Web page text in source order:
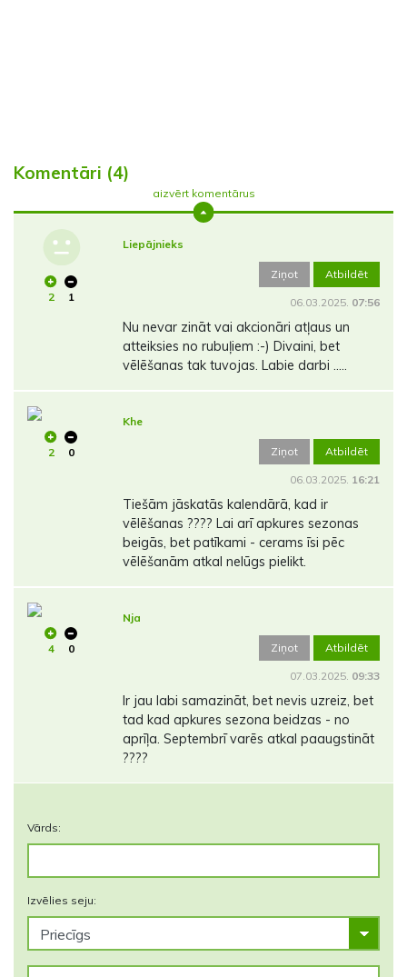
Komentāri (4)
aizvērt komentārus
2 1
Liepājnieks
Ziņot Atbildēt
06.03.2025. 07:56
Nu nevar zināt vai akcionāri atļaus un
atteiksies no rubuļiem :-) Divaini, bet
vēlēšanas tak tuvojas. Labie darbi .....
2 0
Khe
Ziņot Atbildēt
06.03.2025. 16:21
Tiešām jāskatās kalendārā, kad ir
vēlēšanas ???? Lai arī apkures sezonas
beigās, bet patīkami - cerams īsi pēc
vēlēšanām atkal nelūgs pielikt.
4 0
Nja
Ziņot Atbildēt
07.03.2025. 09:33
Ir jau labi samazināt, bet nevis uzreiz, bet
tad kad apkures sezona beidzas - no
aprīļa. Septembrī varēs atkal paaugstināt
????
Vārds:
Izvēlies seju: